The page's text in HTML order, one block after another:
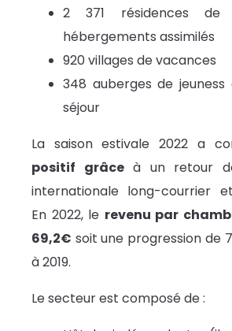
2 371 résidences de
hébergements assimilés
920 villages de vacances
348 auberges de
séjour
La saison estivale 2022 a
positif grâceà un retour
internationale long-courrier
En 2022, le revenu par
69,2€ soit une progression de
à 2019.
Le secteur est composé de :